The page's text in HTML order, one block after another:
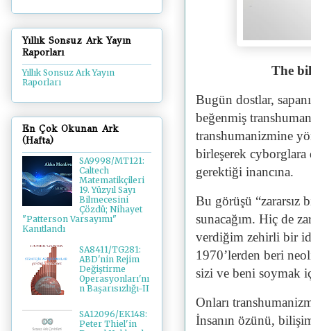
The
Bugün dostlar,
beğenmiş
transhumanizmine
birleşerek
gerektiği inancına.
Bu görüşü “zararsız
sunacağım. Hiç de
verdiğim zehirli bir
1970’lerden beri
sizi ve beni soymak
Onları
İnsanın özünü,
Yıllık Sonsuz Ark Yayın
Raporları
Yıllık Sonsuz Ark Yayın
Raporları
En Çok Okunan Ark
(Hafta)
SA9998/MT121:
Caltech
Matematikçileri
19. Yüzyıl Sayı
Bilmecesini
Çözdü; Nihayet
"Patterson Varsayımı"
Kanıtlandı
SA8411/TG281:
ABD'nin Rejim
Değiştirme
Operasyonları'nı
n Başarısızlığı-II
SA12096/EK148:
Peter Thiel'in